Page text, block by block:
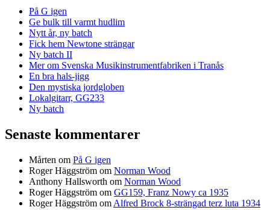
På G igen
Ge bulk till varmt hudlim
Nytt år, ny batch
Fick hem Newtone strängar
Ny batch II
Mer om Svenska Musikinstrumentfabriken i Tranås
En bra hals-jigg
Den mystiska jordgloben
Lokalgitarr, GG233
Ny batch
Senaste kommentarer
Mårten om På G igen
Roger Häggström om Norman Wood
Anthony Hallsworth om Norman Wood
Roger Häggström om GG159, Franz Nowy ca 1935
Roger Häggström om Alfred Brock 8-strängad terz luta 1934